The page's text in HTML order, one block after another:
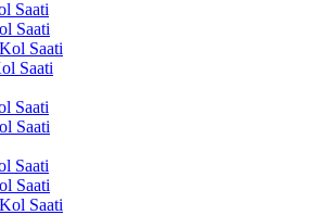
Saati
Saati
Saati
Saati
Saati
Saati
Saati
Saati
Saati